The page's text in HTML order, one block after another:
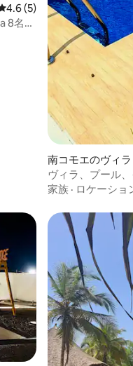
ビュー5件、5つ星中4.6つ
4.6 (5)
8名様
南コモエのヴィラ
ヴィラ、プール
静か
家族 · ロケーショ